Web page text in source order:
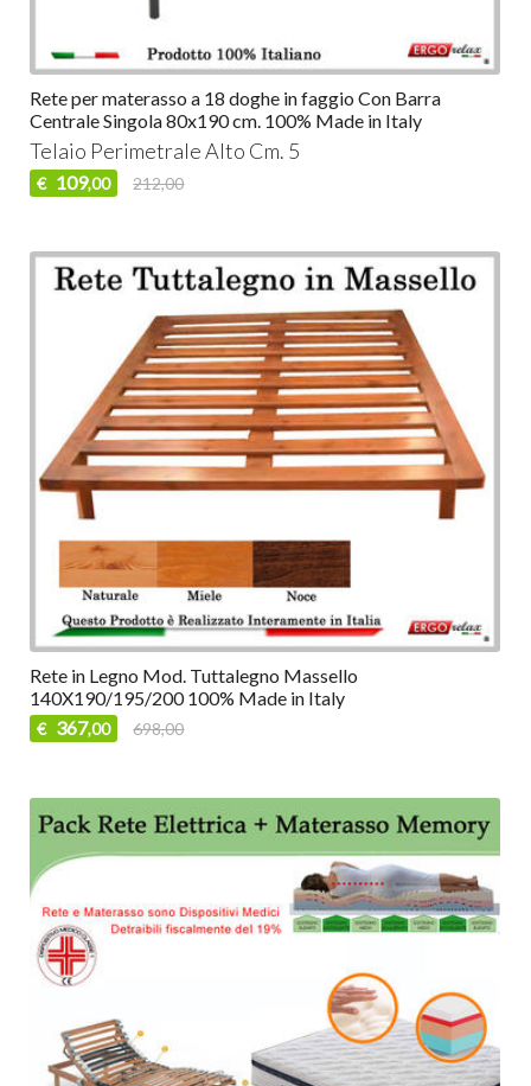
Rete per materasso a 18 doghe in faggio Con Barra
Centrale Singola 80x190 cm. 100% Made in Italy
Telaio Perimetrale Alto Cm. 5
€ 109,00 212,00
Rete in Legno Mod. Tuttalegno Massello
140X190/195/200 100% Made in Italy
€ 367,00 698,00